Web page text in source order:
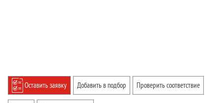
Оставить заявку Добавить в подбор Проверить соответствие